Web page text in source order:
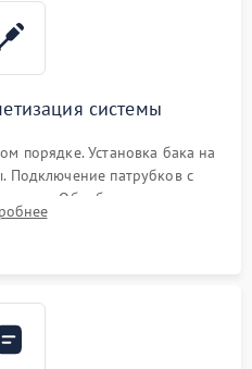
системы
порядке. Установка бака на
Подключение патрубков с
Обработка стыков
возможных протечек воды.